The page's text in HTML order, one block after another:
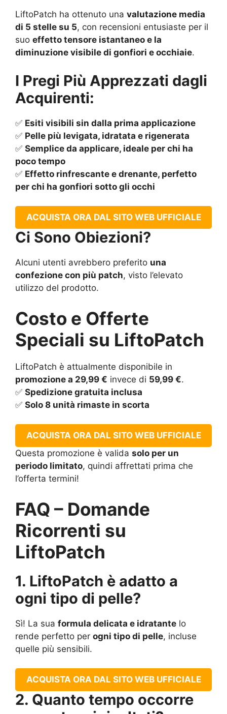
LiftoPatch ha ottenuto una valutazione media
di 5 stelle su 5, con recensioni entusiaste per il
suo effetto tensore istantaneo e la
diminuzione visibile di gonfiori e occhiaie.
I Pregi Più Apprezzati dagli
Acquirenti:
✅ Esiti visibili sin dalla prima applicazione
✅ Pelle più levigata, idratata e rigenerata
✅ Semplice da applicare, ideale per chi ha
poco tempo
✅ Effetto rinfrescante e drenante, perfetto
per chi ha gonfiori sotto gli occhi
ACQUISTA ORA DAL SITO WEB UFFICIALE
Ci Sono Obiezioni?
Alcuni utenti avrebbero preferito una
confezione con più patch, visto l’elevato
utilizzo del prodotto.
Costo e Offerte
Speciali su LiftoPatch
LiftoPatch è attualmente disponibile in
promozione a 29,99 € invece di 59,99 €.
✅ Spedizione gratuita inclusa
✅ Solo 8 unità rimaste in scorta
ACQUISTA ORA DAL SITO WEB UFFICIALE
Questa promozione è valida solo per un
periodo limitato, quindi affrettati prima che
l’offerta termini!
FAQ – Domande
Ricorrenti su
LiftoPatch
1. LiftoPatch è adatto a
ogni tipo di pelle?
Sì! La sua formula delicata e idratante lo
rende perfetto per ogni tipo di pelle, incluse
quelle più sensibili.
ACQUISTA ORA DAL SITO WEB UFFICIALE
2. Quanto tempo occorre